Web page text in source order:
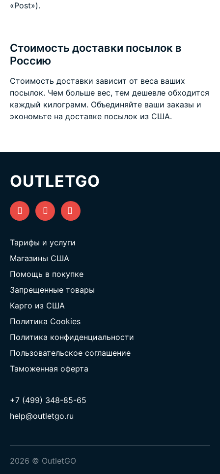
«Post»).
Стоимость доставки посылок в
Россию
Стоимость доставки зависит от веса ваших
посылок. Чем больше вес, тем дешевле обходится
каждый килограмм. Объединяйте ваши заказы и
экономьте на доставке посылок из США.
OUTLETGO
Тарифы и услуги
Магазины США
Помощь в покупке
Запрещенные товары
Карго из США
Политика Cookies
Политика конфиденциальности
Пользовательское соглашение
Таможенная оферта
+7 (499) 348-85-65
help@outletgo.ru
2026 © OutletGO